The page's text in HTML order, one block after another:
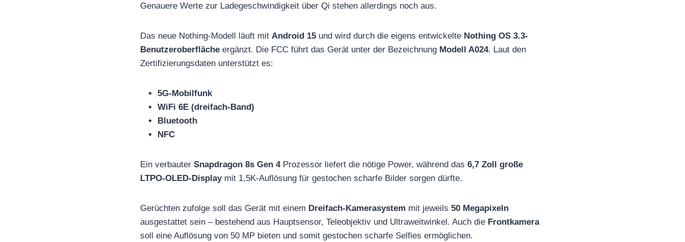
Genauere Werte zur Ladegeschwindigkeit über Qi stehen allerdings noch aus.
Das neue Nothing-Modell läuft mit Android 15 und wird durch die eigens entwickelte Nothing OS 3.3-
Benutzeroberfläche ergänzt. Die FCC führt das Gerät unter der Bezeichnung Modell A024. Laut den
Zertifizierungsdaten unterstützt es:
5G-Mobilfunk
WiFi 6E (dreifach-Band)
Bluetooth
NFC
Ein verbauter Snapdragon 8s Gen 4Prozessor liefert die nötige Power, während das 6,7 Zoll große
LTPO-OLED-Displaymit 1,5K-Auflösung für gestochen scharfe Bilder sorgen dürfte.
Gerüchten zufolge soll das Gerät mit einem Dreifach-Kamerasystem mit jeweils 50 Megapixeln
ausgestattet sein – bestehend aus Hauptsensor, Teleobjektiv und Ultraweitwinkel. Auch die Frontkamera
soll eine Auflösung von 50 MP bieten und somit gestochen scharfe Selfies ermöglichen.